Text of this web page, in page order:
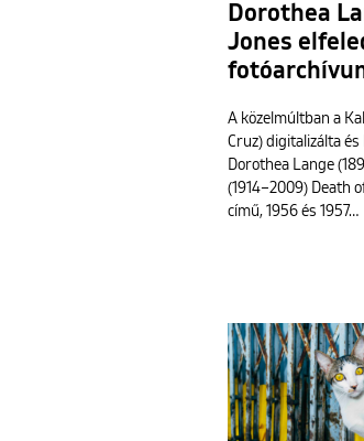
Dorothea
Jones
A közelmúltban a
Cruz) digitalizálta
Dorothea Lange
(1914–2009) Death
című, 1956 és 1957…